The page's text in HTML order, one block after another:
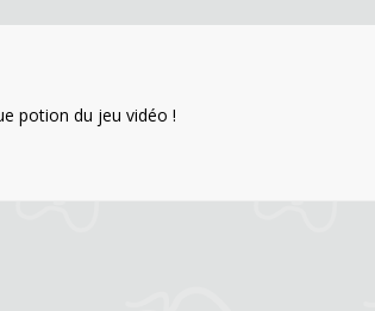
potion du jeu vidéo !